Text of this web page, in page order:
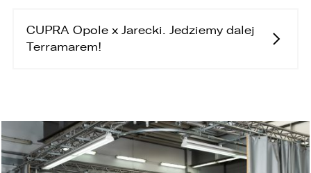
CUPRA Opole x Jarecki. Jedziemy dalej
Terramarem!